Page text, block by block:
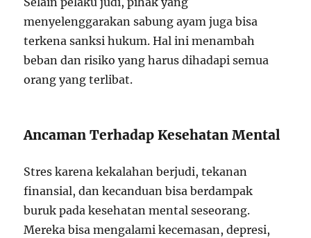
menyelenggarakan sabung ayam juga bisa
terkena sanksi hukum. Hal ini menambah
beban dan risiko yang harus dihadapi semua
orang yang terlibat.
Ancaman Terhadap Kesehatan Mental
Stres karena kekalahan berjudi, tekanan
finansial, dan kecanduan bisa berdampak
buruk pada kesehatan mental seseorang.
Mereka bisa mengalami kecemasan, depresi,